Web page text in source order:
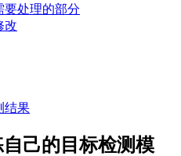
要处理的部分
改
结果
己的目标检测模